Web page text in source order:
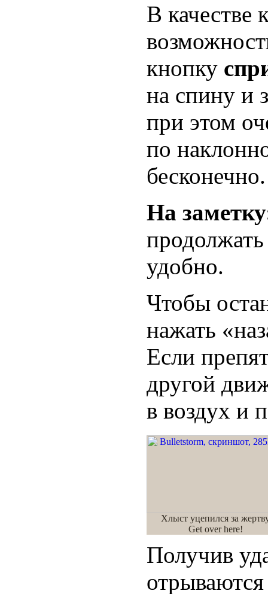
В качестве
кнопку
на спину и
при этом
по
бесконечно.
На
удобно.
Чтобы
нажать
Если
другой
в воздух и
Хлыст уцепился за
Get over here!
Получив